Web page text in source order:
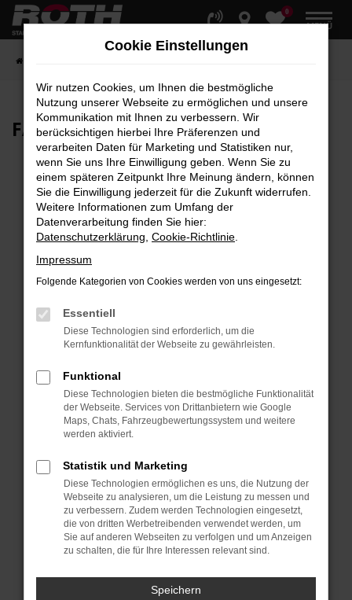
Zum
Hauptinhalt
0
MENÜ
FAHRZEUG-SHOWROOM
Fehler: Network Error
Beim Laden ist ein Fehler aufgetreten.
Hier sind ein paar Tipps, die dir helfen können:
Überprüfe deine Firewall und deine
Laden andere Webseiten, zum Beispiel deine
Suchmaschine?
Prüfe deine Browsererweiterungen.
Manche Erweiterungen, wie Werbeblocker,
können das Laden bestimmter Seiten
verhindern. Funktioniert die Seite in einem
anderen Browser oder in einem privaten
Fenster?
Starte dein Gerät neu.
Das kann manchmal helfen, vorübergehende
Probleme zu beheben.
Stelle sicher, dass dein Browser und dein
Betriebssystem auf dem neuesten Stand
sind.
Sicherheitsrisiko, sondern kann auch dazu
Cookie Einstellungen
Wir nutzen Cookies, um Ihnen die bestmögliche
Nutzung unserer Webseite zu ermöglichen und unsere
Kommunikation mit Ihnen zu verbessern. Wir
berücksichtigen hierbei Ihre Präferenzen und
verarbeiten Daten für Marketing und Statistiken nur,
wenn Sie uns Ihre Einwilligung geben. Wenn Sie zu
einem späteren Zeitpunkt Ihre Meinung ändern, können
Sie die Einwilligung jederzeit für die Zukunft widerrufen.
Weitere Informationen zum Umfang der
Datenverarbeitung finden Sie hier:
Datenschutzerklärung Cookie-Richtlinie
Impressum
Folgende Kategorien von Cookies werden von uns eingesetzt:
Essentiell
Diese Technologien sind erforderlich, um die
Kernfunktionalität der Webseite zu gewährleisten.
Funktional
Diese Technologien bieten die bestmögliche Funktionalität
der Webseite. Services von Drittanbietern wie Google
Maps, Chats, Fahrzeugbewertungssystem und weitere
werden aktiviert.
Statistik und Marketing
Diese Technologien ermöglichen es uns, die Nutzung der
Webseite zu analysieren, um die Leistung zu messen und
zu verbessern. Zudem werden Technologien eingesetzt,
die von dritten Werbetreibenden verwendet werden, um
Sie auf anderen Webseiten zu verfolgen und um Anzeigen
zu schalten, die für Ihre Interessen relevant sind.
Speichern